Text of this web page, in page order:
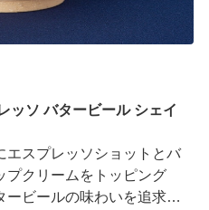
ッソ バタービール シェイ
エスプレッソショットとバ
プクリームをトッピング
ービールの味わいを追求し